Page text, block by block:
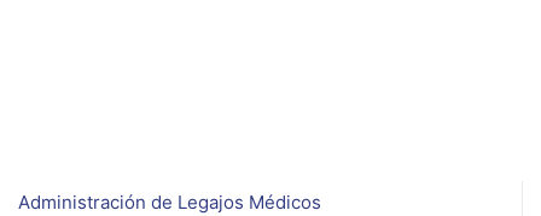
Administración de Legajos Médicos